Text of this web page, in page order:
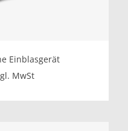
Einblasgerät
MwSt